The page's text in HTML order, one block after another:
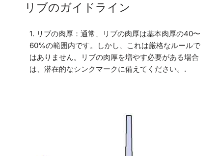
リブのガイドライン
1. リブの肉厚：通常、リブの肉厚は基本肉厚の40〜
60%の範囲内です。しかし、これは厳格なルールで
はありません。リブの肉厚を増やす必要がある場合
は、潜在的なシンクマークに備えてください。.